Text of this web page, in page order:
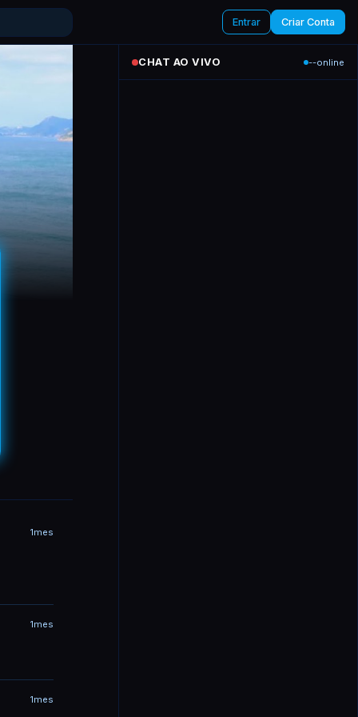
Entrar Criar Conta
1mes
1mes
1mes
CHAT AO VIVO --online